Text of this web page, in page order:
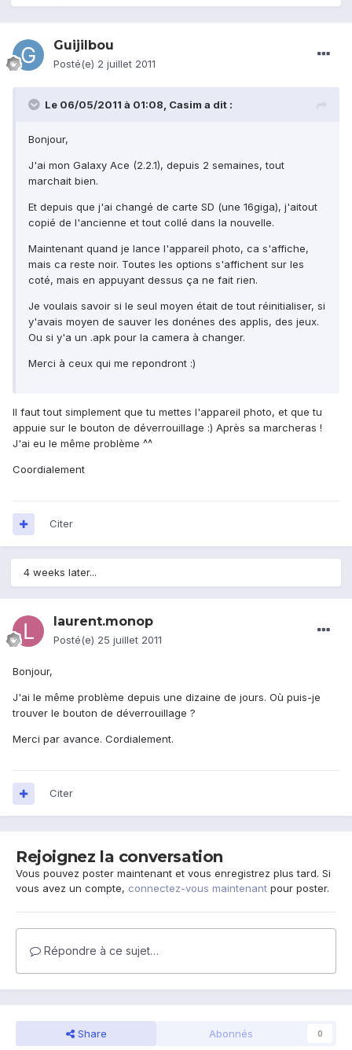
Guijilbou
Posté(e) 2 juillet 2011
Le 06/05/2011 à 01:08, Casim a dit :
Bonjour,
J'ai mon Galaxy Ace (2.2.1), depuis 2 semaines, tout
marchait bien.
Et depuis que j'ai changé de carte SD (une 16giga), j'aitout
copié de l'ancienne et tout collé dans la nouvelle.
Maintenant quand je lance l'appareil photo, ca s'affiche,
mais ca reste noir. Toutes les options s'affichent sur les
coté, mais en appuyant dessus ça ne fait rien.
Je voulais savoir si le seul moyen était de tout réinitialiser, si
y'avais moyen de sauver les donénes des applis, des jeux.
Ou si y'a un .apk pour la camera à changer.
Merci à ceux qui me repondront :)
Il faut tout simplement que tu mettes l'appareil photo, et que tu
appuie sur le bouton de déverrouillage :) Après sa marcheras !
J'ai eu le même problème ^^
Coordialement
Citer
4 weeks later...
laurent.monop
Posté(e) 25 juillet 2011
Bonjour,
J'ai le même problème depuis une dizaine de jours. Où puis-je
trouver le bouton de déverrouillage ?
Merci par avance. Cordialement.
Citer
Rejoignez la conversation
Vous pouvez poster maintenant et vous enregistrez plus tard. Si
vous avez un compte, connectez-vous maintenant pour poster.
Répondre à ce sujet…
Share Abonnés 0